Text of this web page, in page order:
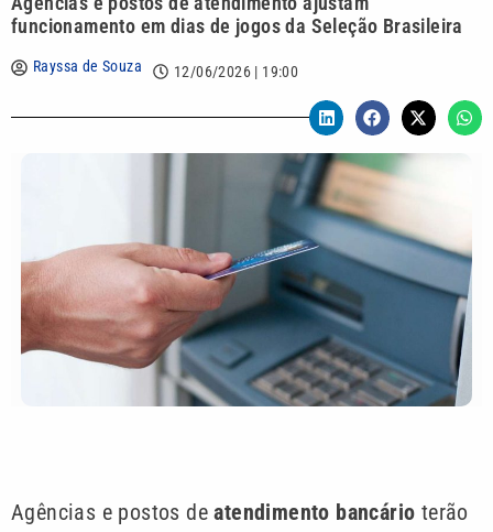
funcionamento em dias de jogos da Seleção Brasileira
Rayssa de Souza 12/06/2026 | 19:00
Agências e postos deatendimento bancário terão